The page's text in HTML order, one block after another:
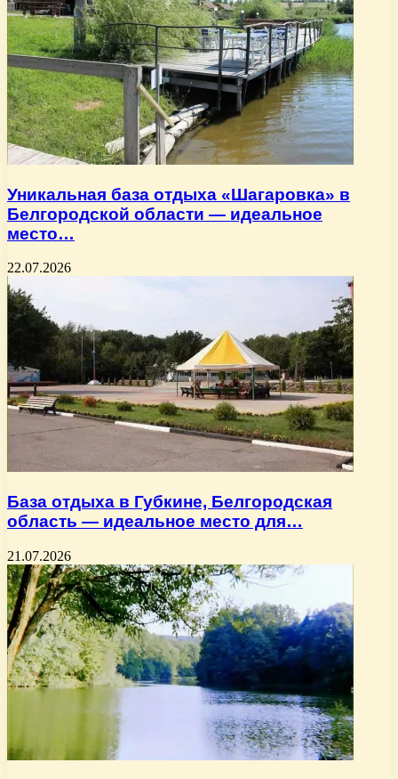
Уникальная база отдыха «Шагаровка» в
Белгородской области — идеальное
место…
22.07.2026
База отдыха в Губкине, Белгородская
область — идеальное место для…
21.07.2026